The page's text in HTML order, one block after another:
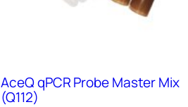
AceQ qPCR Probe Master Mix
(Q112)